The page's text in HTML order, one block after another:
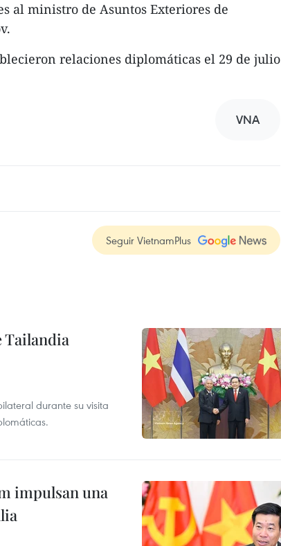
al ministro de Asuntos Exteriores de
relaciones diplomáticas el 29 de julio
VNA
Seguir VietnamPlus
Tailandia
durante su visita
impulsan una